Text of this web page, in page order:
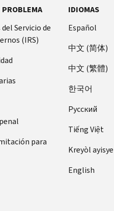
PROBLEMA
Servicio de
(IRS)
para
IDIOMAS
Español
中文 (简体)
中文 (繁體)
한국어
Pусский
Tiếng Việt
Kreyòl
English